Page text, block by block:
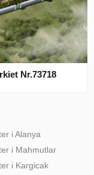
Nr.73718
i Alanya
i Mahmutlar
i Kargicak